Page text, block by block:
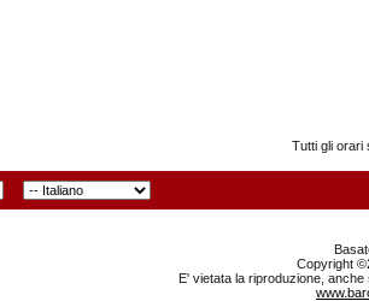
Tutti gli orari
Copyright
E' vietata la riproduzione,